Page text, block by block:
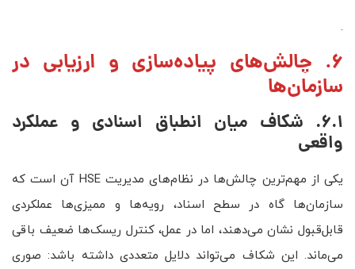
.
6. چالش‌های پیاده‌سازی و ارزیابی در
سازمان‌ها
6.1. شکاف میان انطباق اسنادی و عملکرد
واقعی
یکی از مهم‌ترین چالش‌ها در نظام‌های مدیریت HSE آن است که
سازمان‌ها گاه در سطح اسناد، رویه‌ها و ممیزی‌ها عملکردی
قابل‌قبول نشان می‌دهند، اما در عمل، کنترل ریسک‌ها ضعیف باقی
می‌ماند. این شکاف می‌تواند دلایل متعددی داشته باشد: صوری